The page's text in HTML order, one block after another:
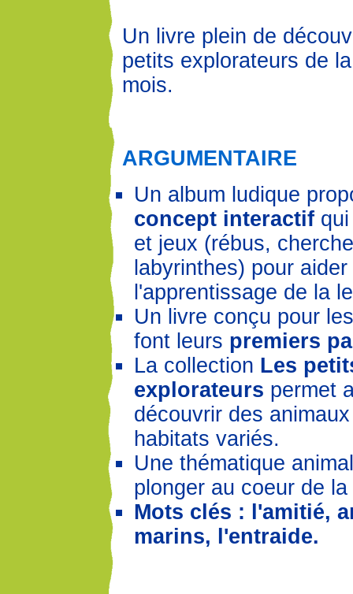
Un livre plein de
petits explorateurs de
mois.
ARGUMENTAIRE
Un album ludique
concept interactif
et jeux (rébus,
labyrinthes) pour
l'apprentissage de la
Un livre conçu pour
font leurs premiers
La collection Les
explorateurs permet
découvrir des
habitats variés.
Une thématique
plonger au coeur de
Mots clés : l'amitié,
marins, l'entraide.